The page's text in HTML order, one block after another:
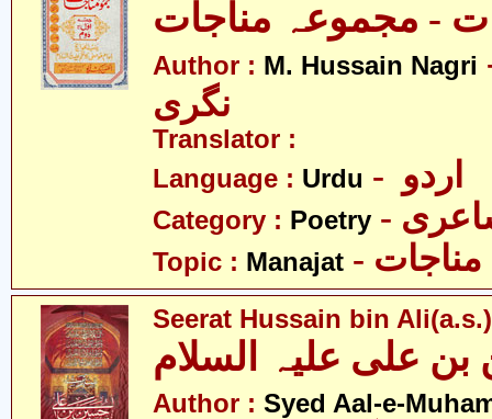
- مجموعہ مناجات
Author : M. Hussain Nagri
نگری
Translator :
Language : Urdu
Category : Poetry
Topic : Manajat - مناجات
Seerat Hussain bin Ali(a.s.)
علی علیہ السلام
Author : Syed Aal-e-